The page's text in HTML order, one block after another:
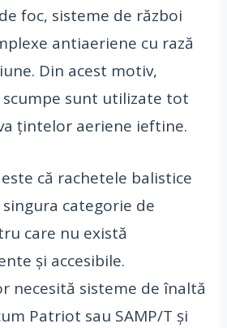
foc, sisteme de război
antiaeriene cu rază
Din acest motiv,
sunt utilizate tot
țintelor aeriene ieftine.
că rachetele balistice
categorie de
care nu există
și accesibile.
necesită sisteme de înaltă
Patriot sau SAMP/T și